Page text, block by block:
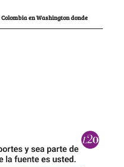
en Washington donde